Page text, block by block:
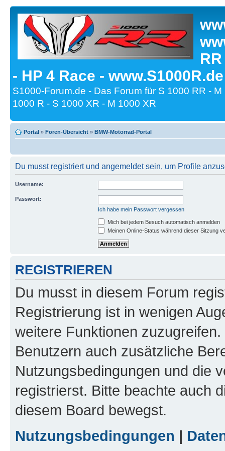
- HP 4 Race -
S1000-Forum.de - Das Forum für S 1000 RR -
1000 R - S 1000 XR - M 1000 XR
Portal » Foren-Übersicht » BMW-Motorrad-Portal
Du musst registriert und angemeldet sein, um Profile
Username:
Passwort:
Ich habe mein Passwort vergessen
Mich bei jedem Besuch automatisch anmelden
Meinen Online-Status während dieser Sitzung
REGISTRIEREN
Du musst in diesem Forum
Registrierung ist in wenigen
weitere Funktionen
Benutzern auch zusätzliche
Nutzungsbedingungen und die
registrierst. Bitte beachte auch
diesem Board bewegst.
Nutzungsbedingungen |